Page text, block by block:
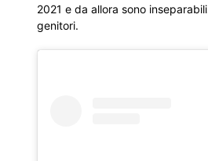
2021 e da allora sono
genitori.